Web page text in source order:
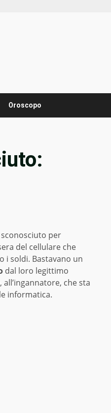
Oroscopo
per
del cellulare che
i soldi. Bastavano un
dal loro legittimo
che sta
informatica.